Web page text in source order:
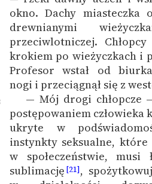
okno. Dachy miasteczka
drewnianymi
przeciwlotniczej.
krokiem po wieżyczkach i
Profesor wstał od
nogi i przeciągnął się z
— Mój drogi chłopcze
postępowaniem człowieka
ukryte w
instynkty seksualne, które
w społeczeństwie, musi
sublimację [21],